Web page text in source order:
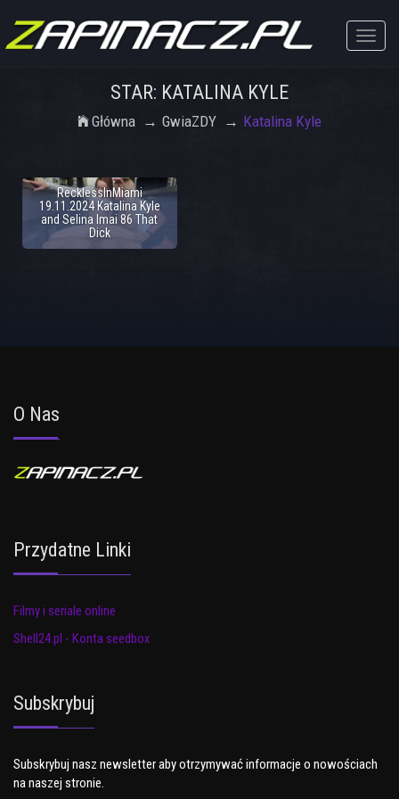
Toggle
STAR: KATALINA KYLE
Główna GwiaZDY Katalina Kyle
RecklessInMiami
19.11.2024 Katalina Kyle
and Selina Imai 86 That
Dick
O Nas
Przydatne Linki
Filmy i seriale online
Shell24.pl - Konta seedbox
Subskrybuj
Subskrybuj nasz newsletter aby otrzymywać informacje o nowościach
na naszej stronie.